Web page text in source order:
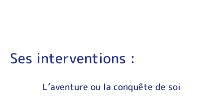
Ses interventions :
L’aventure ou la conquête de soi